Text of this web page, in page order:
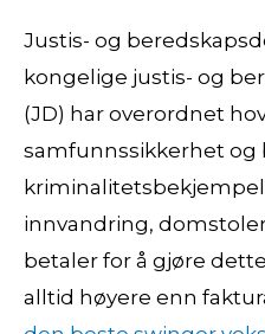
Justis- og
kongelige justis- og
(JD) har overordnet
samfunnssikkerhet og
innvandring,
betaler for å gjøre
alltid høyere enn